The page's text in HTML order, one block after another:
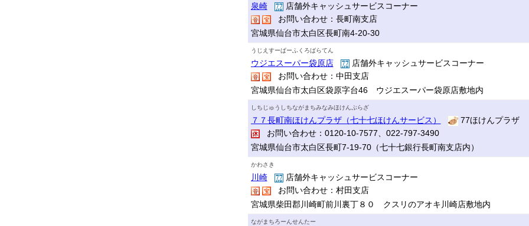
泉崎
店舗外キャッシュサービスコーナー
お問い合わせ：長町南支店
宮城県仙台市太白区長町南4-20-30
うじえすーぱーふくろばらてん
ウジエスーパー袋原店
店舗外キャッシュサービスコーナー
お問い合わせ：中田支店
宮城県仙台市太白区袋原字台46 ウジエスーパー袋原店敷地内
しちじゅうしちながまちみなみほけんぷらざ
７７長町南ほけんプラザ（七十七ほけんサービス）
77ほけんプラザ
お問い合わせ：0120-10-7577、022-797-3490
宮城県仙台市太白区長町7-19-70（七十七銀行長町南支店内）
かわさき
川崎
店舗外キャッシュサービスコーナー
お問い合わせ：村田支店
宮城県柴田郡川崎町前川裏丁８０ クスリのアオキ川崎店敷地内
ながまちろーんせんたー